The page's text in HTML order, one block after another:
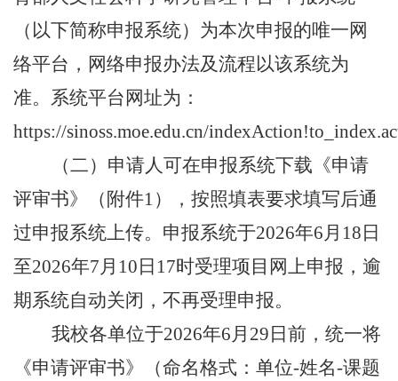
（以下简称申报系统）为本次申报的唯一网
络平台，网络申报办法及流程以该系统为
准。 系统平台网址为：
https://sinoss.moe.edu.cn/
（二）申请人可在申报系统下载《申请
评审书》
（ 附件1）
，按照填表要求填写后通
过申报系统上传。申报系统于2026年6月18日
至2026年7月10日17时受理项目网上申报，逾
期系统自动关闭，不再受理申报。
我校各单位于2026年6月29日前，统一将
《申请评审书》
（命名格式：单位-姓名-课题